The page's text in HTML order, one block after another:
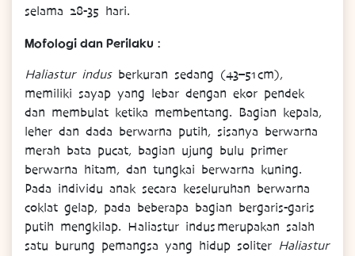
selama 28-35 hari.
Mofologi dan Perilaku :
Haliastur indusberkuran sedang (43–51 cm),
memiliki sayap yang lebar dengan ekor pendek
dan membulat ketika membentang. Bagian kepala,
leher dan dada berwarna putih, sisanya berwarna
merah bata pucat, bagian ujung bulu primer
berwarna hitam, dan tungkai berwarna kuning.
Pada individu anak secara keseluruhan berwarna
coklat gelap, pada beberapa bagian bergaris-garis
putih mengkilap. Haliastur indus merupakan salah
satu burung pemangsa yang hidup soliter Haliastur